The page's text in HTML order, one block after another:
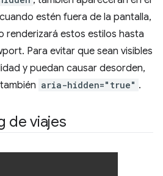
estén fuera de la pantalla,
renderizará estos estilos hasta
Para evitar que sean visibles
y puedan causar desorden,
aria-hidden="true" .
de viajes